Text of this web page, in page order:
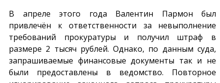
В апреле этого года Валентин Пармон был
привлечён к ответственности за невыполнение
требований прокуратуры и получил штраф в
размере 2 тысяч рублей. Однако, по данным суда,
запрашиваемые финансовые документы так и не
были предоставлены в ведомство. Повторное